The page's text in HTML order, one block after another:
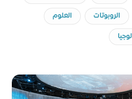
الروبوتات العلوم